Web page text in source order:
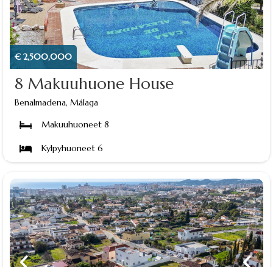
€ 2,500,000
8 Makuuhuone House
Benalmadena, Málaga
Makuuhuoneet 8
Kylpyhuoneet 6